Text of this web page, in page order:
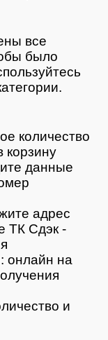
все
было
количество
корзину
данные
адрес
ТК Сдэк -
онлайн на
и